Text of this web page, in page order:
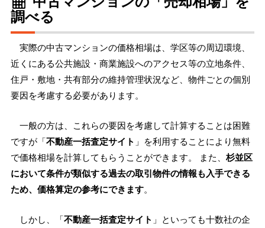
調べる
実際の中古マンションの価格相場は、学区等の周辺環境、
近くにある公共施設・商業施設へのアクセス等の立地条件、
住戸・敷地・共有部分の維持管理状況など、物件ごとの個別
要因を考慮する必要があります。
一般の方は、これらの要因を考慮して計算することは困難
ですが「不動産一括査定サイト 」を利用することにより無料
で価格相場を計算してもらうことができます。 また、 杉並区
において条件が類似する過去の取引物件の情報も入手できる
ため、価格算定の参考にできます。
しかし、「不動産一括査定サイト 」といっても十数社の企